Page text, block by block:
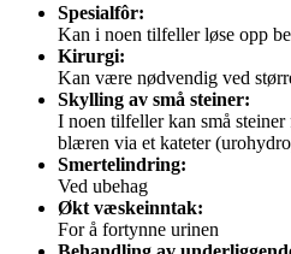
Spesialfôr:
Kan i noen tilfeller løse opp
Kirurgi:
Kan være nødvendig ved
Skylling av små steiner:
I noen tilfeller kan små
blæren via et kateter
Smertelindring:
Ved ubehag
Økt væskeinntak:
For å fortynne urinen